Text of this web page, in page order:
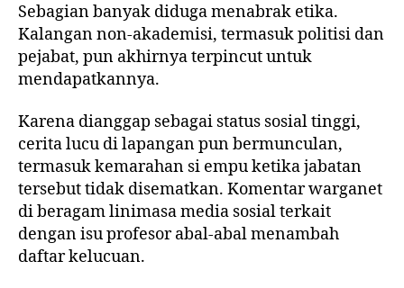
Sebagian banyak diduga menabrak etika.
Kalangan non-akademisi, termasuk politisi dan
pejabat, pun akhirnya terpincut untuk
mendapatkannya.
Karena dianggap sebagai status sosial tinggi,
cerita lucu di lapangan pun bermunculan,
termasuk kemarahan si empu ketika jabatan
tersebut tidak disematkan. Komentar warganet
di beragam linimasa media sosial terkait
dengan isu profesor abal-abal menambah
daftar kelucuan.